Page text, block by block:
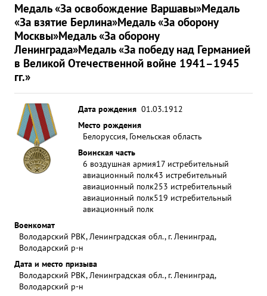
Медаль «За освобождение Варшавы»Медаль
«За взятие Берлина»Медаль «За оборону
Москвы»Медаль «За оборону
Ленинграда»Медаль «За победу над Германией
в Великой Отечественной войне 1941–1945
гг.»
Дата рождения 01.03.1912
Место рождения
Белоруссия, Гомельская область
Воинская часть
6 воздушная армия17 истребительный
авиационный полк43 истребительный
авиационный полк253 истребительный
авиационный полк519 истребительный
авиационный полк
Военкомат
Володарский РВК, Ленинградская обл., г. Ленинград,
Володарский р-н
Дата и место призыва
Володарский РВК, Ленинградская обл., г. Ленинград,
Володарский р-н